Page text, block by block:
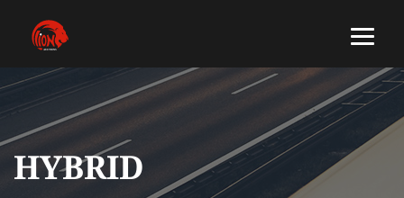
HYBRID